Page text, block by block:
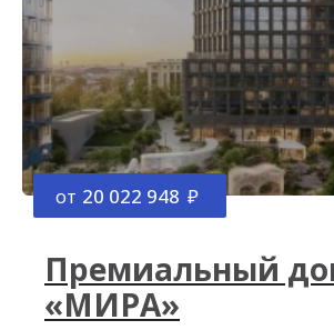
от 20 022 948
Премиальный
«МИРА»